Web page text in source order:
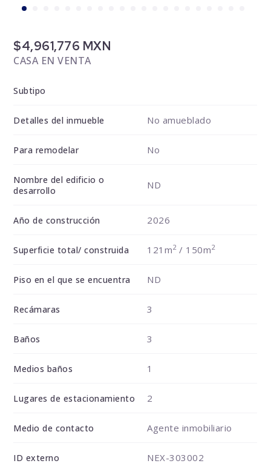
$4,961,776 MXN
CASA EN VENTA
Subtipo
Detalles del inmueble No amueblado
Para remodelar No
Nombre del edificio o
desarrollo
ND
Año de construcción 2026
Superficie total/ construida 121m2/ 150m2
Piso en el que se encuentra ND
Recámaras 3
Baños 3
Medios baños 1
Lugares de estacionamiento 2
Medio de contacto Agente inmobiliario
ID externo NEX-303002